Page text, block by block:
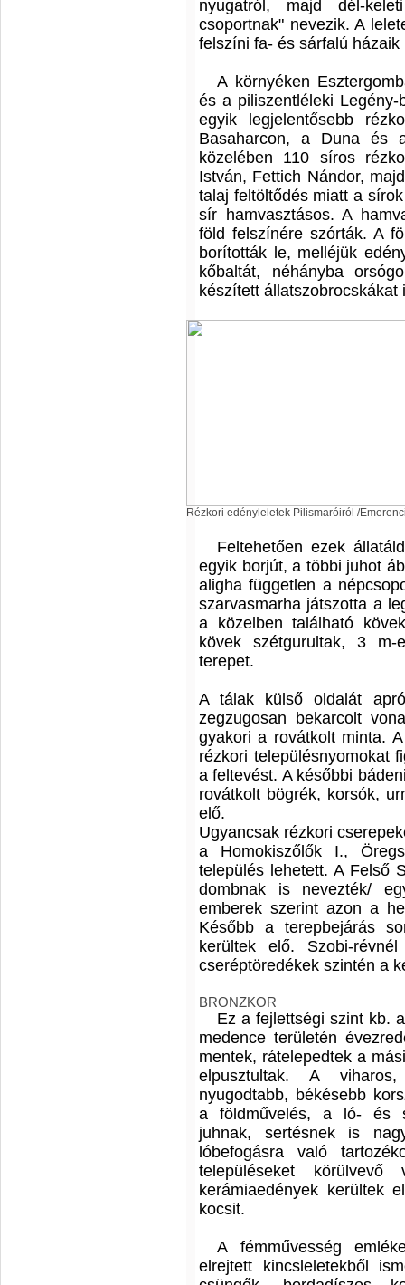
nyugatról, majd dél-
csoportnak" nevezik. A
felszíni fa- és sárfalú házaik
A környéken
és a piliszentléleki
egyik legjelentősebb
Basaharcon, a Duna és
közelében 110 síros
István, Fettich Nándor,
talaj feltöltődés miatt a
sír hamvasztásos. A
föld felszínére szórták. A
borították le, melléjük
kőbaltát, néhányba
készített állatszobrocskákat
Rézkori edényleletek Pilismaróiról /
Feltehetően ezek
egyik borjút, a többi juhot
aligha független a
szarvasmarha játszotta a
a közelben található
kövek szétgurultak, 3
terepet.
A tálak külső oldalát
zegzugosan bekarcolt
gyakori a rovátkolt minta.
rézkori településnyomokat
a feltevést. A későbbi
rovátkolt bögrék, korsók,
elő.
Ugyancsak rézkori
a Homokiszőlők I.,
település lehetett. A Felső
dombnak is nevezték/
emberek szerint azon a
Később a terepbejárás
kerültek elő. Szobi-
cseréptöredékek szintén a
BRONZKOR
Ez a fejlettségi szint kb.
medence területén
mentek, rátelepedtek a
elpusztultak. A
nyugodtabb, békésebb
a földművelés, a ló- és
juhnak, sertésnek is
lóbefogásra való
településeket körülvevő
kerámiaedények kerültek
kocsit.
A fémművesség
elrejtett kincsleletekből